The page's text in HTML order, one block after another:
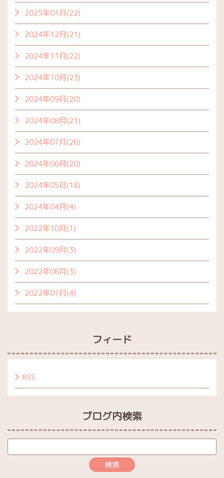
2025年01月(22)
2024年12月(21)
2024年11月(22)
2024年10月(23)
2024年09月(20)
2024年08月(21)
2024年07月(26)
2024年06月(20)
2024年05月(18)
2024年04月(4)
2022年10月(1)
2022年09月(3)
2022年08月(3)
2022年07月(4)
フィード
RSS
ブログ内検索